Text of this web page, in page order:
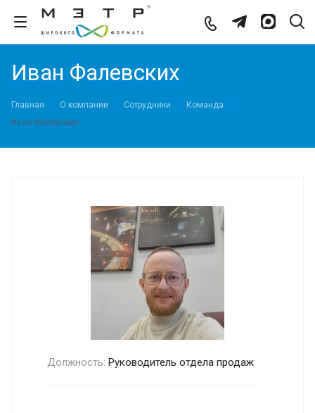
Иван Фалевских
Главная О компании Сотрудники
Команда
Иван Фалевских
Должность: Руководитель отдела продаж